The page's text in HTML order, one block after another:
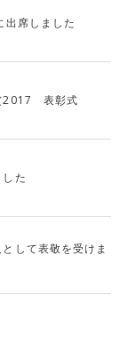
出席しました
2017 表彰式
た
して表敬を受けま